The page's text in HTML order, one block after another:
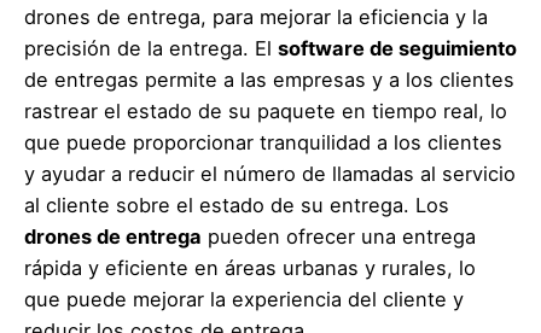
drones de entrega, para mejorar la eficiencia y la
precisión de la entrega. El software de seguimiento
de entregas permite a las empresas y a los clientes
rastrear el estado de su paquete en tiempo real, lo
que puede proporcionar tranquilidad a los clientes
y ayudar a reducir el número de llamadas al servicio
al cliente sobre el estado de su entrega. Los
drones de entrega pueden ofrecer una entrega
rápida y eficiente en áreas urbanas y rurales, lo
que puede mejorar la experiencia del cliente y